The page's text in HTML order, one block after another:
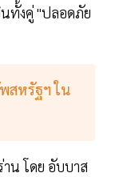
ทั้งคู่ "ปลอดภัย
สหรัฐฯ ใน
าน โดย อับบาส